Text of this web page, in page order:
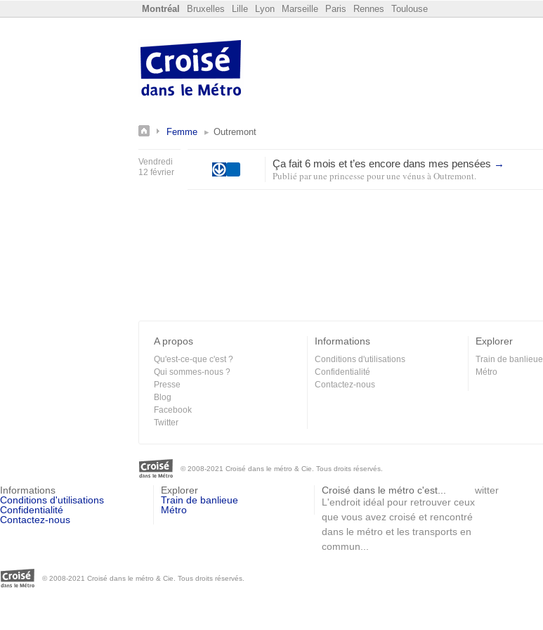
Montréal Bruxelles Lille Lyon Marseille Paris Rennes Toulouse
Femme Outremont
Vendredi
12 février
Ça fait 6 mois et t’es encore dans mes pensées →
Publié parune princesse pour une vénusàOutremont.
A propos
Qu'est-ce-que c'est ?
Qui sommes-nous ?
Presse
Blog
Facebook
Twitter
Informations
Conditions d'utilisations
Confidentialité
Contactez-nous
Explorer
Train de banlieue
Métro
© 2008-2021 Croisé dans le métro & Cie. Tous droits réservés.
witter
Informations
Conditions d'utilisations
Confidentialité
Contactez-nous
Explorer
Train de banlieue
Métro
Croisé dans le métro c'est...
L'endroit idéal pour retrouver ceux
que vous avez croisé et rencontré
dans le métro et les transports en
commun...
© 2008-2021 Croisé dans le métro & Cie. Tous droits réservés.